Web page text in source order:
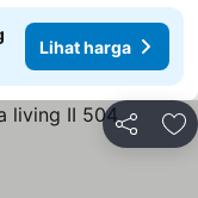
Lihat harga
Bagikan